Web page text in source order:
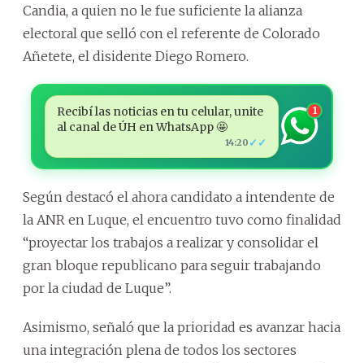
Candia, a quien no le fue suficiente la alianza
electoral que selló con el referente de Colorado
Añetete, el disidente Diego Romero.
Recibí las noticias en tu celular, unite
al canal de ÚH en WhatsApp 🤩
14:20 ✓✓
1
Según destacó el ahora candidato a intendente de
la ANR en Luque, el encuentro tuvo como finalidad
“proyectar los trabajos a realizar y consolidar el
gran bloque republicano para seguir trabajando
por la ciudad de Luque”.
Asimismo, señaló que la prioridad es avanzar hacia
una integración plena de todos los sectores